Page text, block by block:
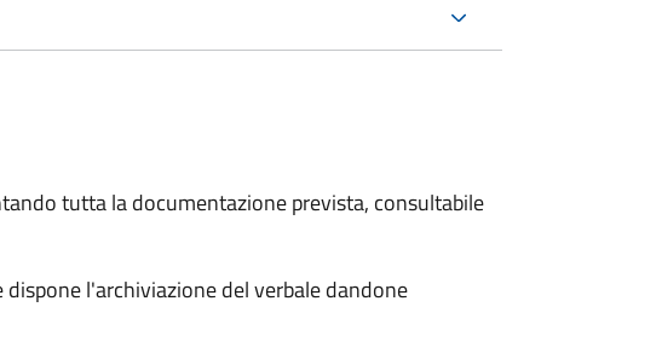
tutta la documentazione prevista, consultabile
l'archiviazione del verbale dandone